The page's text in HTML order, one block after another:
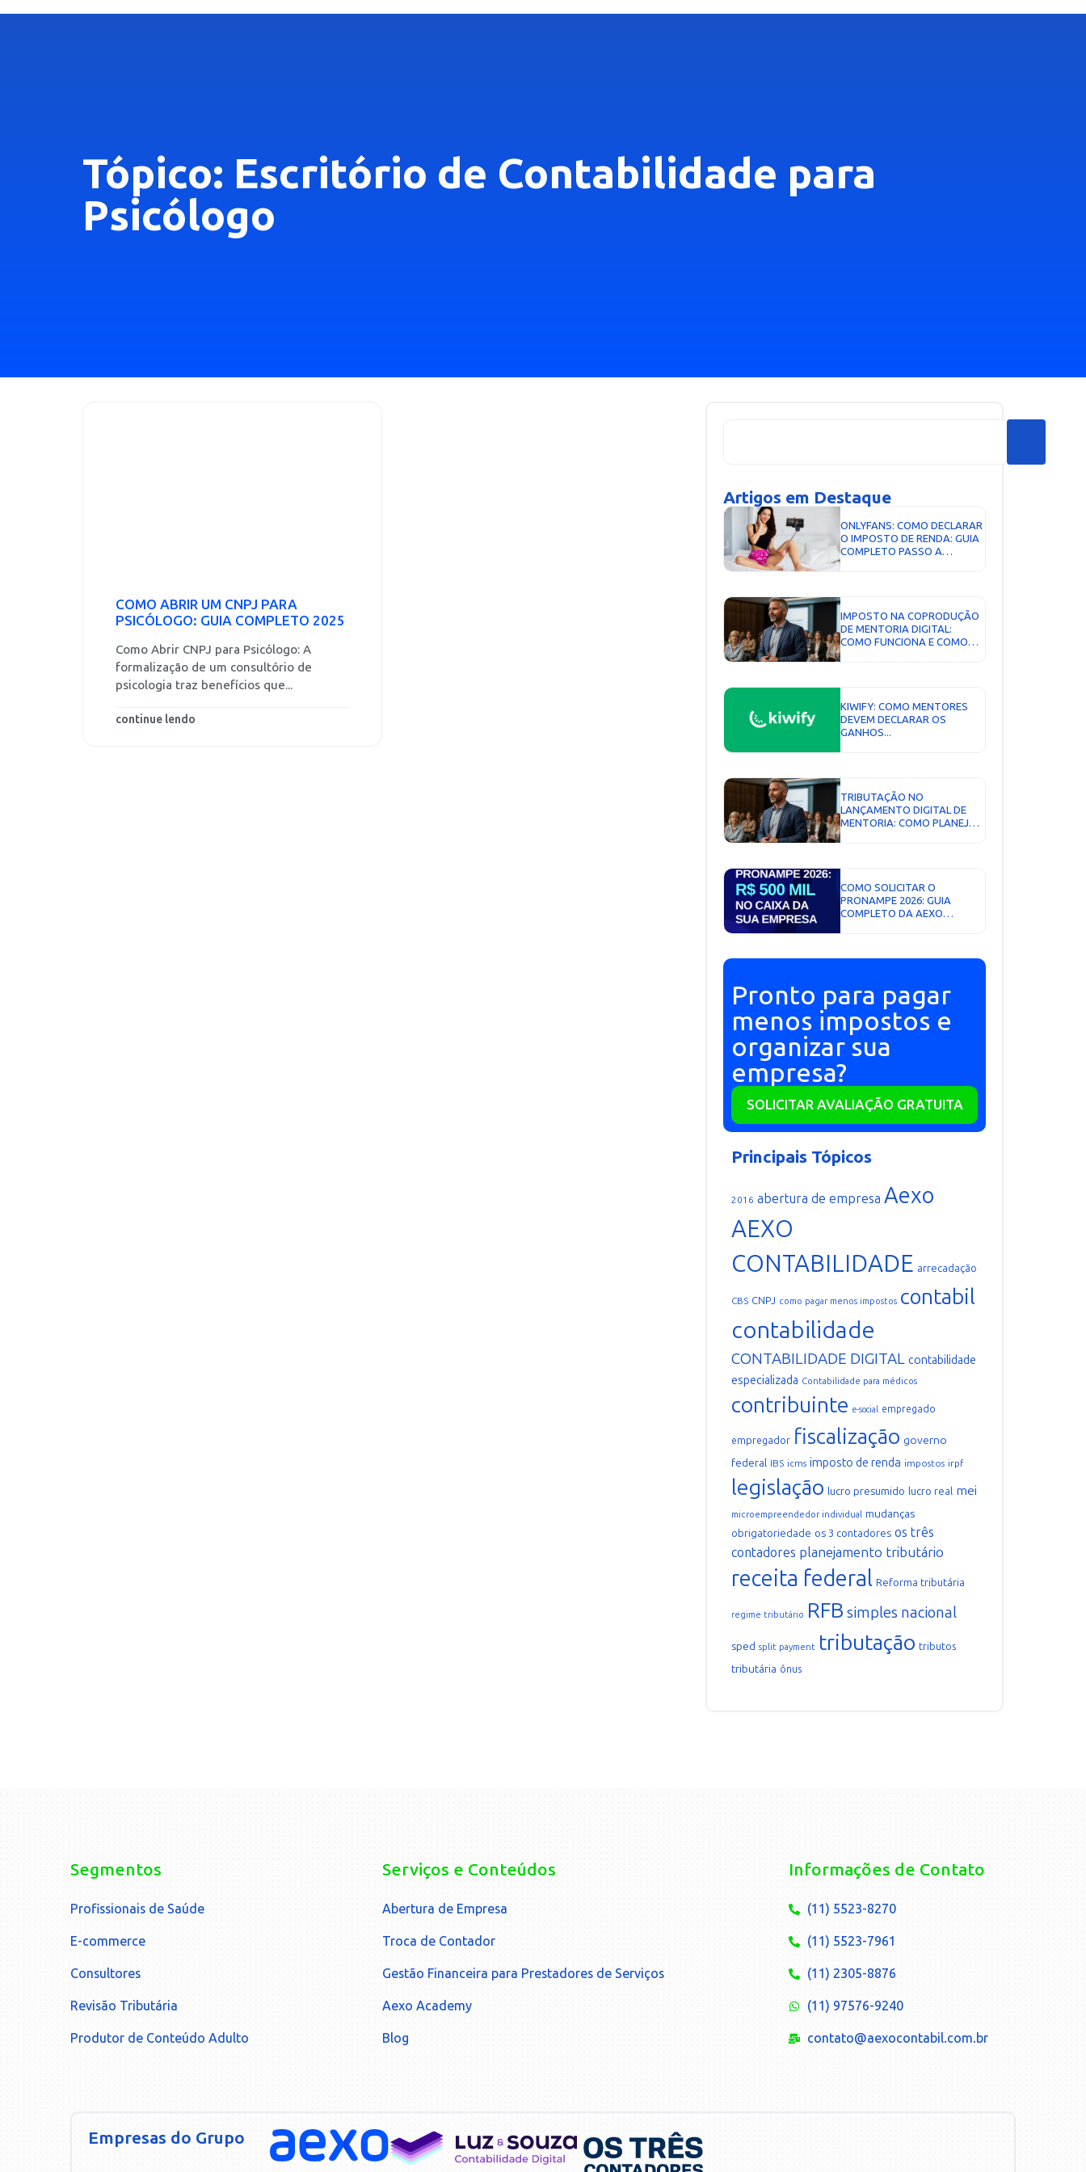
Tópico: Escritório de Contabilidade para
Psicólogo
COMO ABRIR UM CNPJ PARA
PSICÓLOGO: GUIA COMPLETO 2025
Como Abrir CNPJ para Psicólogo: A
formalização de um consultório de
psicologia traz benefícios que...
continue lendo
Artigos em Destaque
ONLYFANS: COMO DECLARAR
O IMPOSTO DE RENDA: GUIA
COMPLETO PASSO A
PASSO...
IMPOSTO NA COPRODUÇÃO
DE MENTORIA DIGITAL:
COMO FUNCIONA E COMO
PAGAR MENOS...
KIWIFY: COMO MENTORES
DEVEM DECLARAR OS
GANHOS...
TRIBUTAÇÃO NO
LANÇAMENTO DIGITAL DE
MENTORIA: COMO PLANEJAR
E PAGAR MENOS IMPOSTO...
COMO SOLICITAR O
PRONAMPE 2026: GUIA
COMPLETO DA AEXO
Pronto para pagar
menos impostos e
organizar sua
empresa?
SOLICITAR AVALIAÇÃO GRATUITA
Principais Tópicos
2016 abertura de empresa Aexo
AEXO
CONTABILIDADE arrecadação
CBS CNPJ como pagar menos impostos contabil
contabilidade
CONTABILIDADE DIGITAL contabilidade
especializada Contabilidade para médicos
contribuinte e-social empregado
empregador fiscalização governo
federal IBS icms imposto de renda impostos irpf
legislação lucro presumido lucro real mei
microempreendedor individual mudanças
obrigatoriedade os 3 contadores os três
contadores planejamento tributário
receita federal Reforma tributária
regime tributário RFB simples nacional
sped split payment tributação tributos
tributária ônus
Segmentos
Profissionais de Saúde
E-commerce
Consultores
Revisão Tributária
Produtor de Conteúdo Adulto
Serviços e Conteúdos
Abertura de Empresa
Troca de Contador
Gestão Financeira para Prestadores de Serviços
Aexo Academy
Blog
Informações de Contato
(11) 5523-8270
(11) 5523-7961
(11) 2305-8876
(11) 97576-9240
contato@aexocontabil.com.br
Empresas do Grupo